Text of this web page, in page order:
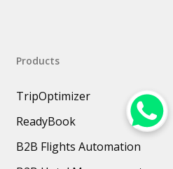
Products
TripOptimizer
ReadyBook
B2B Flights Automation